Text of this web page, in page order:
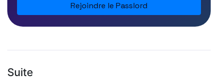
Rejoindre le Passlord
Suite